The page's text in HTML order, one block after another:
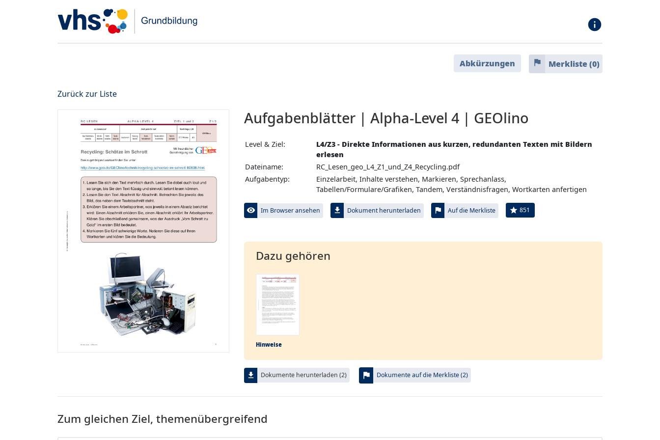
info
Abkürzungen flag Merkliste (0)
Zurück zur Liste
Aufgabenblätter | Alpha-Level 4 | GEOlino
Level & Ziel:
L4/Z3 - Direkte Informationen aus kurzen, redundanten Texten mit Bildern
erlesen
Dateiname:
RC_Lesen_geo_L4_Z1_und_Z4_Recycling.pdf
Aufgabentyp:
Einzelarbeit, Inhalte verstehen, Markieren, Sprechanlass,
Tabellen/Formulare/Grafiken, Tandem, Verständnisfragen, Wortkarten anfertigen
visibility Im Browser ansehen file_download Dokument herunterladen flag Auf die Merkliste star 851
Dazu gehören
Hinweise
file_download Dokumente herunterladen (2) flag Dokumente auf die Merkliste (2)
Zum gleichen Ziel, themenübergreifend